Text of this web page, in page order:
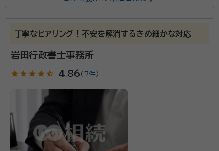
四條 浩之（シジョウ ヒロユキ）
行政書士、ファイナンシャルプランナ
経歴： 静岡県出身 法政大学工学部卒 IT企業入社後、地元にて不動産業
関連に強みがございます。
面談の感想
家から近く、フレンドリーな雰囲気で説明もわかりやすかった。わからな
い事にも，丁寧に説明していただき依頼をきめました。
契約後の感想
丁寧なヒアリング！不安を解消するきめ細かな対応
岩田行政書士事務所
star star star star star_half 4.86 （ 7件 ）